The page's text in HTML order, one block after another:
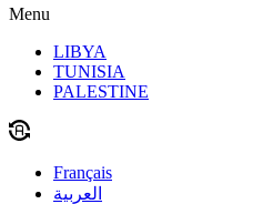
Menu
LIBYA
TUNISIA
PALESTINE
Français
العربية